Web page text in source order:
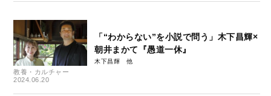
教養・カルチャー
2024.06.20
「“わからない”を小説で問う」木下昌輝×
朝井まかて『愚道一休』
木下昌輝